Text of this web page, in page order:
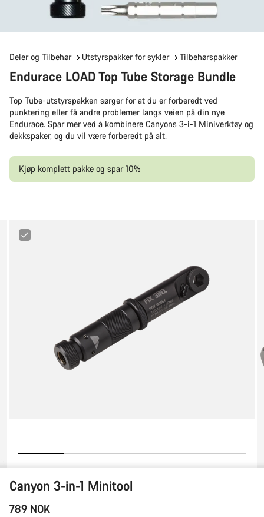
Deler og Tilbehør Utstyrspakker for sykler Tilbehørspakker
Endurace LOAD Top Tube Storage Bundle
Top Tube-utstyrspakken sørger for at du er forberedt ved
punktering eller få andre problemer langs veien på din nye
Endurace. Spar mer ved å kombinere Canyons 3-i-1 Miniverktøy og
dekkspaker, og du vil være forberedt på alt.
Kjøp komplett pakke og spar 10%
Canyon
Canyon 3-in-1 Minitool
789 NOK